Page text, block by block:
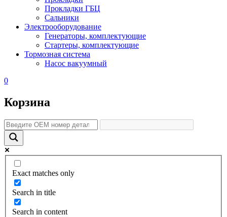
Прокладки ГБЦ
Сальники
Электрооборудование
Генераторы, комплектующие
Стартеры, комплектующие
Тормозная система
Насос вакуумный
0
Корзина
Exact matches only
Search in title
Search in content